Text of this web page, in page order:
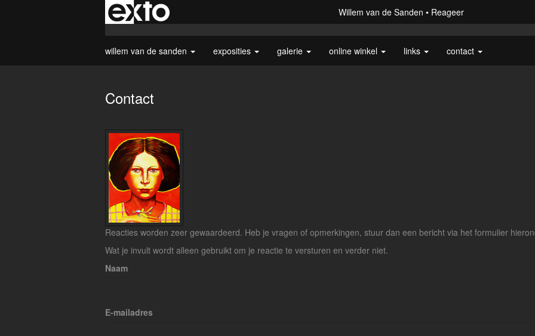
Willem van de Sanden Reageer
willem van de sanden exposities galerie online winkel links contact
Contact
Reacties worden zeer gewaardeerd. Heb je vragen of opmerkingen, stuur dan een bericht via het formulier
Wat je invult wordt alleen gebruikt om je reactie te versturen en verder niet.
Naam
E-mailadres